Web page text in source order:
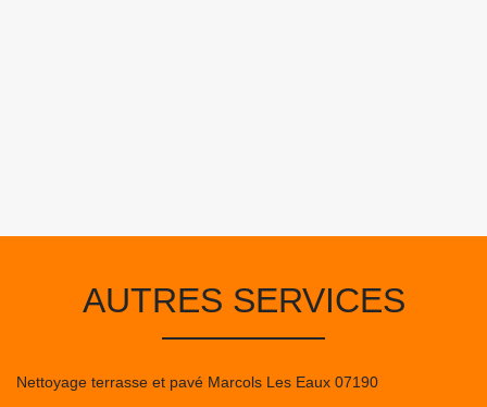
AUTRES SERVICES
Nettoyage terrasse et pavé Marcols Les Eaux 07190